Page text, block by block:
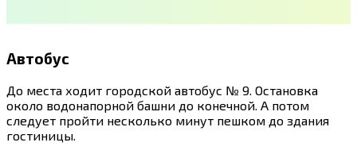
Автобус
До места ходит городской автобус № 9. Остановка
около водонапорной башни до конечной. А потом
следует пройти несколько минут пешком до здания
гостиницы.